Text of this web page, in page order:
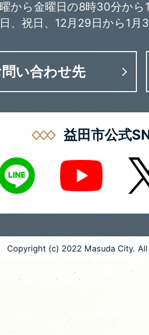
から金曜日の8時30分から
日、祝日、12月29日から1月
い合わせ先
益田市公式
LINE
Youtube X
Copyright (c) 2022 Masuda City.